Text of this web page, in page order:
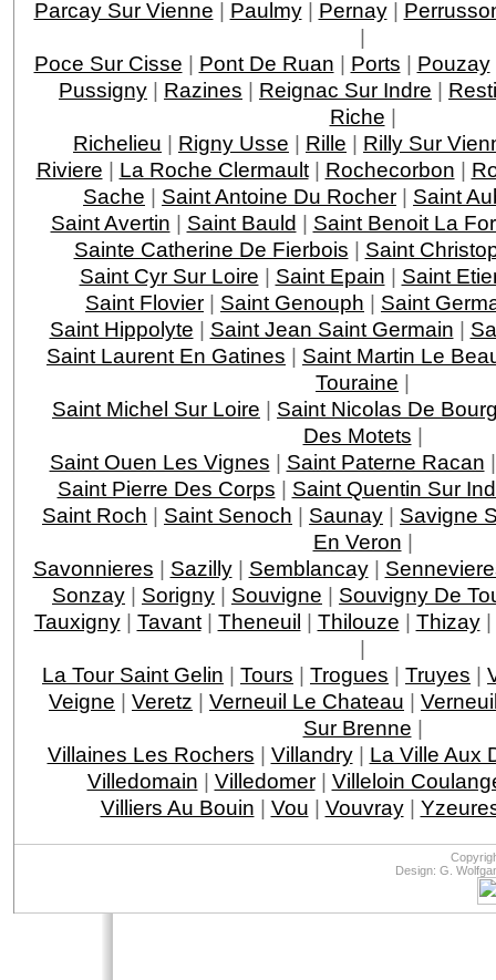
Parcay Sur Vienne | Paulmy| Pernay|
|
Poce Sur Cisse | Pont De Ruan | Ports | Pouzay
Pussigny | Razines | Reignac Sur Indre |
Riche |
Richelieu | Rigny Usse | Rille | Rilly Sur
Riviere | La Roche Clermault| Rochecorbon |
Sache | Saint Antoine Du Rocher | Saint
Saint Avertin | Saint Bauld | Saint Benoit La
Sainte Catherine De Fierbois | Saint
Saint Cyr Sur Loire | Saint Epain | Saint
Saint Flovier | Saint Genouph | Saint
Saint Hippolyte | Saint Jean Saint Germain |
Saint Laurent En Gatines | Saint Martin Le
Touraine |
Saint Michel Sur Loire | Saint Nicolas De
Des Motets |
Saint Ouen Les Vignes | Saint Paterne Racan
Saint Pierre Des Corps | Saint Quentin Sur
Saint Roch | Saint Senoch | Saunay | Savigne
En Veron |
Savonnieres | Sazilly| Semblancay|
Sonzay | Sorigny | Souvigne | Souvigny De
Tauxigny| Tavant| Theneuil | Thilouze | Thizay|
|
La Tour Saint Gelin | Tours | Trogues | Truyes |
Veigne | Veretz | Verneuil Le Chateau |
Sur Brenne |
Villaines Les Rochers | Villandry| La Ville Aux
Villedomain | Villedomer| Villeloin
Villiers Au Bouin | Vou | Vouvray|
Design: G.